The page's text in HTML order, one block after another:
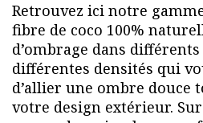
Retrouvez ici notre
fibre de coco 100%
d’ombrage dans
différentes densités qui
d’allier une ombre douce
votre design extérieur.